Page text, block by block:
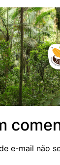
e-mail não